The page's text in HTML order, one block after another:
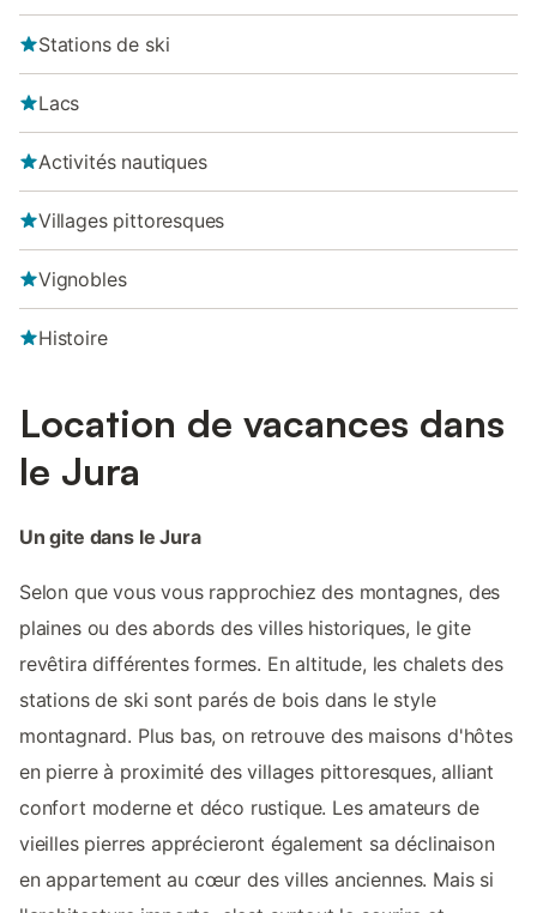
Stations de ski
Lacs
Activités nautiques
Villages pittoresques
Vignobles
Histoire
Location de vacances dans
le Jura
Un gite dans le Jura
Selon que vous vous rapprochiez des montagnes, des
plaines ou des abords des villes historiques, le gite
revêtira différentes formes. En altitude, les chalets des
stations de ski sont parés de bois dans le style
montagnard. Plus bas, on retrouve des maisons d'hôtes
en pierre à proximité des villages pittoresques, alliant
confort moderne et déco rustique. Les amateurs de
vieilles pierres apprécieront également sa déclinaison
en appartement au cœur des villes anciennes. Mais si